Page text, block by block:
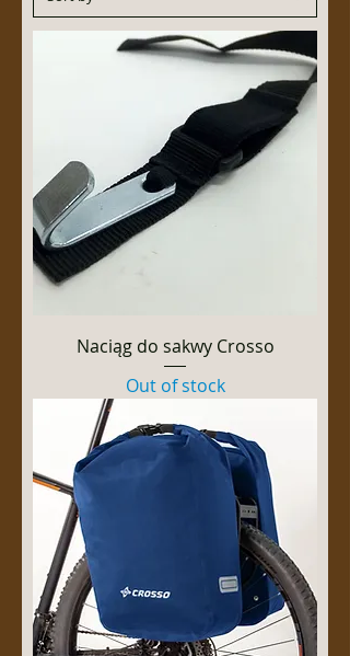
Naciąg do sakwy Crosso
Out of stock